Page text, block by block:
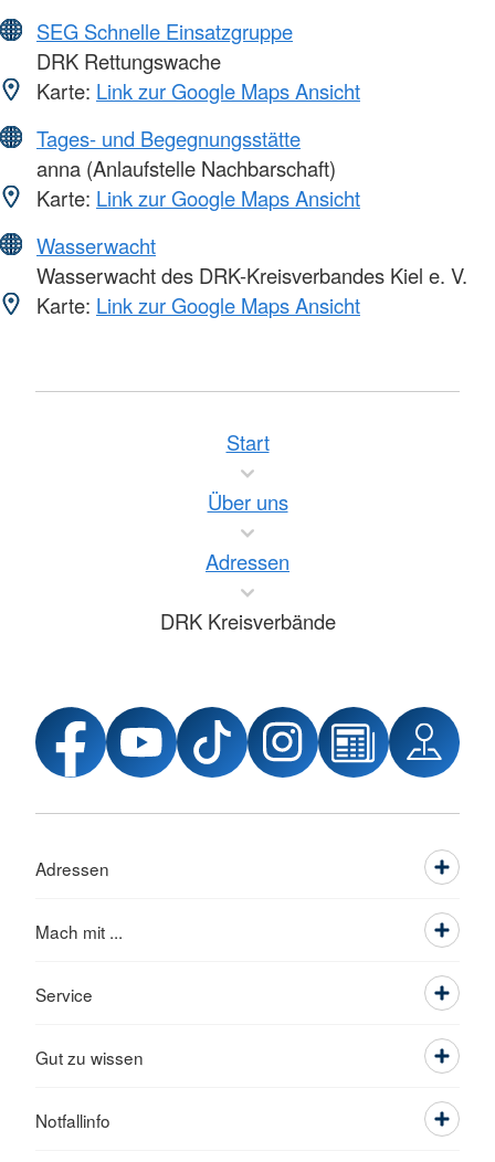
SEG Schnelle Einsatzgruppe
DRK Rettungswache
Karte: Link zur Google Maps Ansicht
Tages- und Begegnungsstätte
anna (Anlaufstelle Nachbarschaft)
Karte: Link zur Google Maps Ansicht
Wasserwacht
Wasserwacht des DRK-Kreisverbandes Kiel e. V.
Karte: Link zur Google Maps Ansicht
Start
Über uns
Adressen
DRK Kreisverbände
Adressen
Mach mit ...
Service
Gut zu wissen
Notfallinfo